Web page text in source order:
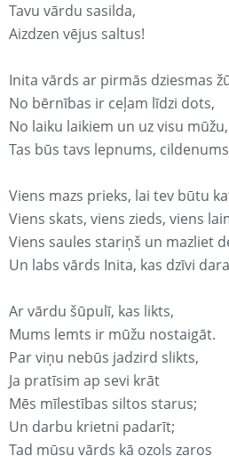
Tavu vārdu sasilda,
Aizdzen vējus saltus!
Inita vārds ar pirmās dziesmas
No bērnības ir ceļam līdzi dots,
No laiku laikiem un uz visu mūžu,
Tas būs tavs lepnums,
Viens mazs prieks, lai tev būtu
Viens skats, viens zieds, viens
Viens saules stariņš un mazliet
Un labs vārds Inita, kas dzīvi
Ar vārdu šūpulī, kas likts,
Mums lemts ir mūžu nostaigāt.
Par viņu nebūs jadzird slikts,
Ja pratīsim ap sevi krāt
Mēs mīlestības siltos starus;
Un darbu krietni padarīt;
Tad mūsu vārds kā ozols zaros